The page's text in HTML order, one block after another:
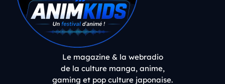
Le magazine & la webradio
de la culture manga, anime,
gaming et pop culture japonaise.